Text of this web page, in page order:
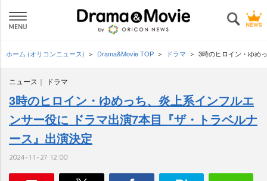
ホーム (オリコンニュース) Drama&Movie TOP ドラマ 3時のヒロイン・ゆめ
ニュース ドラマ
3時のヒロイン・ゆめっち、炎上系インフルエ
ンサー役に ドラマ出演7本目『ザ・トラベルナ
ース』出演決定
2024-11-27 12:00